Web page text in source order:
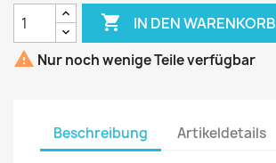
 IN DEN WARENKORB
 Nur noch wenige Teile verfügbar
Beschreibung Artikeldetails